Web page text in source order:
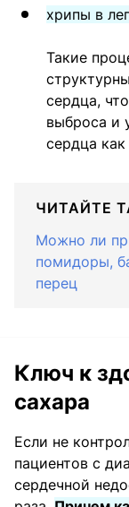
хрипы в
Такие
сердца,
выброса и
сердца
ЧИТАЙТЕ
Можно ли
помидоры,
перец
Ключ к
сахара
Если не
пациентов с
сердечной